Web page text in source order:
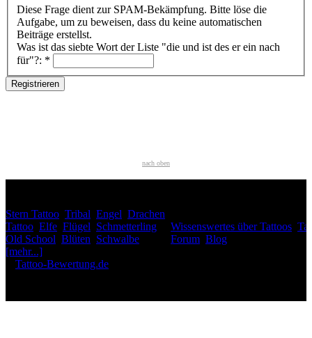
Diese Frage dient zur SPAM-Bekämpfung. Bitte löse die
Aufgabe, um zu beweisen, dass du keine automatischen
Beiträge erstellst.
Was ist das siebte Wort der Liste "die und ist des er ein nach
für"?: *
nach oben
Stern Tattoo Tribal Engel Drachen
Tattoo Elfe Flügel Schmetterling
Old School Blüten Schwalbe
[mehr...]
Wissenswertes über Tattoos
Forum Blog
Tattoo-Bewertung.de